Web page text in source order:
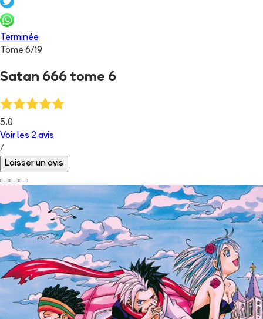
Terminée
Tome 6/19
Satan 666 tome 6
5.0
Voir les 2 avis
/
Laisser un avis